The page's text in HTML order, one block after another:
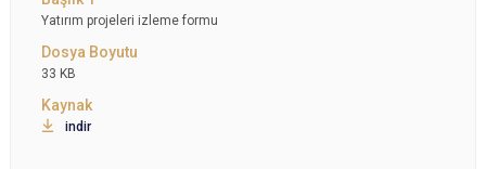
Yatırım projeleri izleme formu
33 KB
indir